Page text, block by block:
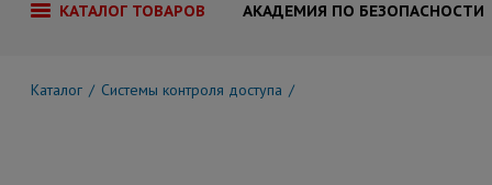
КАТАЛОГ ТОВАРОВ АКАДЕМИЯ ПО БЕЗОПАСНОСТИ
Каталог Системы контроля доступа